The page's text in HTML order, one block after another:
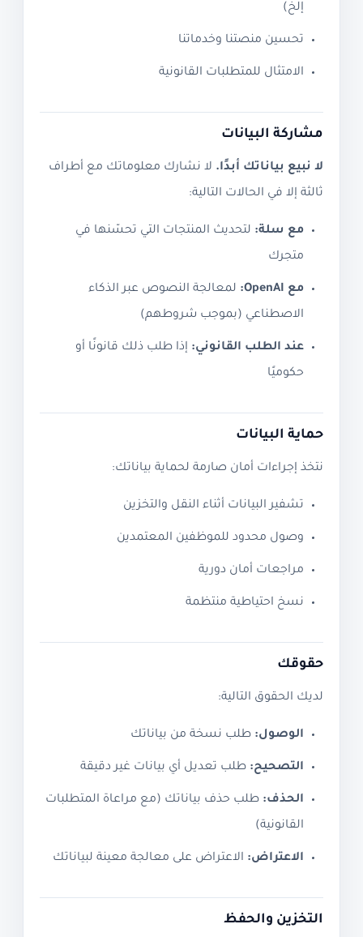
إلخ)
تحسين منصتنا وخدماتنا
الامتثال للمتطلبات القانونية
مشاركة البيانات
لا نبيع بياناتك أبدًا. لا نشارك معلوماتك مع أطراف
ثالثة إلا في الحالات التالية:
مع سلة: لتحديث المنتجات التي تحسّنها في
متجرك
مع OpenAI:
لمعالجة النصوص عبر الذكاء
الاصطناعي (بموجب شروطهم)
عند الطلب القانوني: إذا طلب ذلك قانونًا أو
حكوميًا
حماية البيانات
نتخذ إجراءات أمان صارمة لحماية بياناتك:
تشفير البيانات أثناء النقل والتخزين
وصول محدود للموظفين المعتمدين
مراجعات أمان دورية
نسخ احتياطية منتظمة
حقوقك
لديك الحقوق التالية:
الوصول: طلب نسخة من بياناتك
التصحيح: طلب تعديل أي بيانات غير دقيقة
الحذف: طلب حذف بياناتك (مع مراعاة المتطلبات
القانونية)
الاعتراض: الاعتراض على معالجة معينة لبياناتك
التخزين والحفظ